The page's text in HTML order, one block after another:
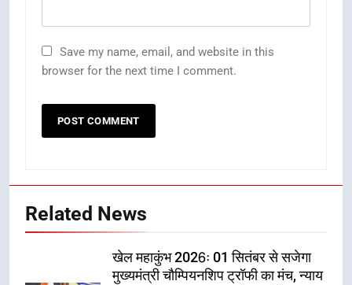
Save my name, email, and website in this
browser for the next time I comment.
Related News
खेल महाकुंभ 2026ः 01 सितंबर से सजेगा
मुख्यमंत्री चौम्पियनशिप ट्रॉफी का मंच, न्याय